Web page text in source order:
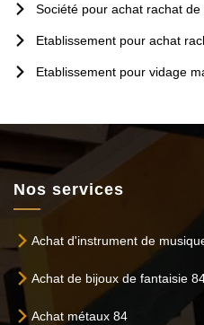
Société pour achat rachat
Etablissement pour achat
Etablissement pour vidage
Nos services
Achat d'instrument de
Achat de bijoux de fantaisie
Achat métaux 84